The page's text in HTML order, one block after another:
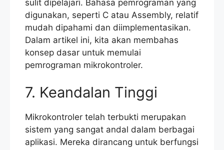
sulit dipelajari. Bahasa pemrograman yang
digunakan, seperti C atau Assembly, relatif
mudah dipahami dan diimplementasikan.
Dalam artikel ini, kita akan membahas
konsep dasar untuk memulai
pemrograman mikrokontroler.
7. Keandalan Tinggi
Mikrokontroler telah terbukti merupakan
sistem yang sangat andal dalam berbagai
aplikasi. Mereka dirancang untuk berfungsi